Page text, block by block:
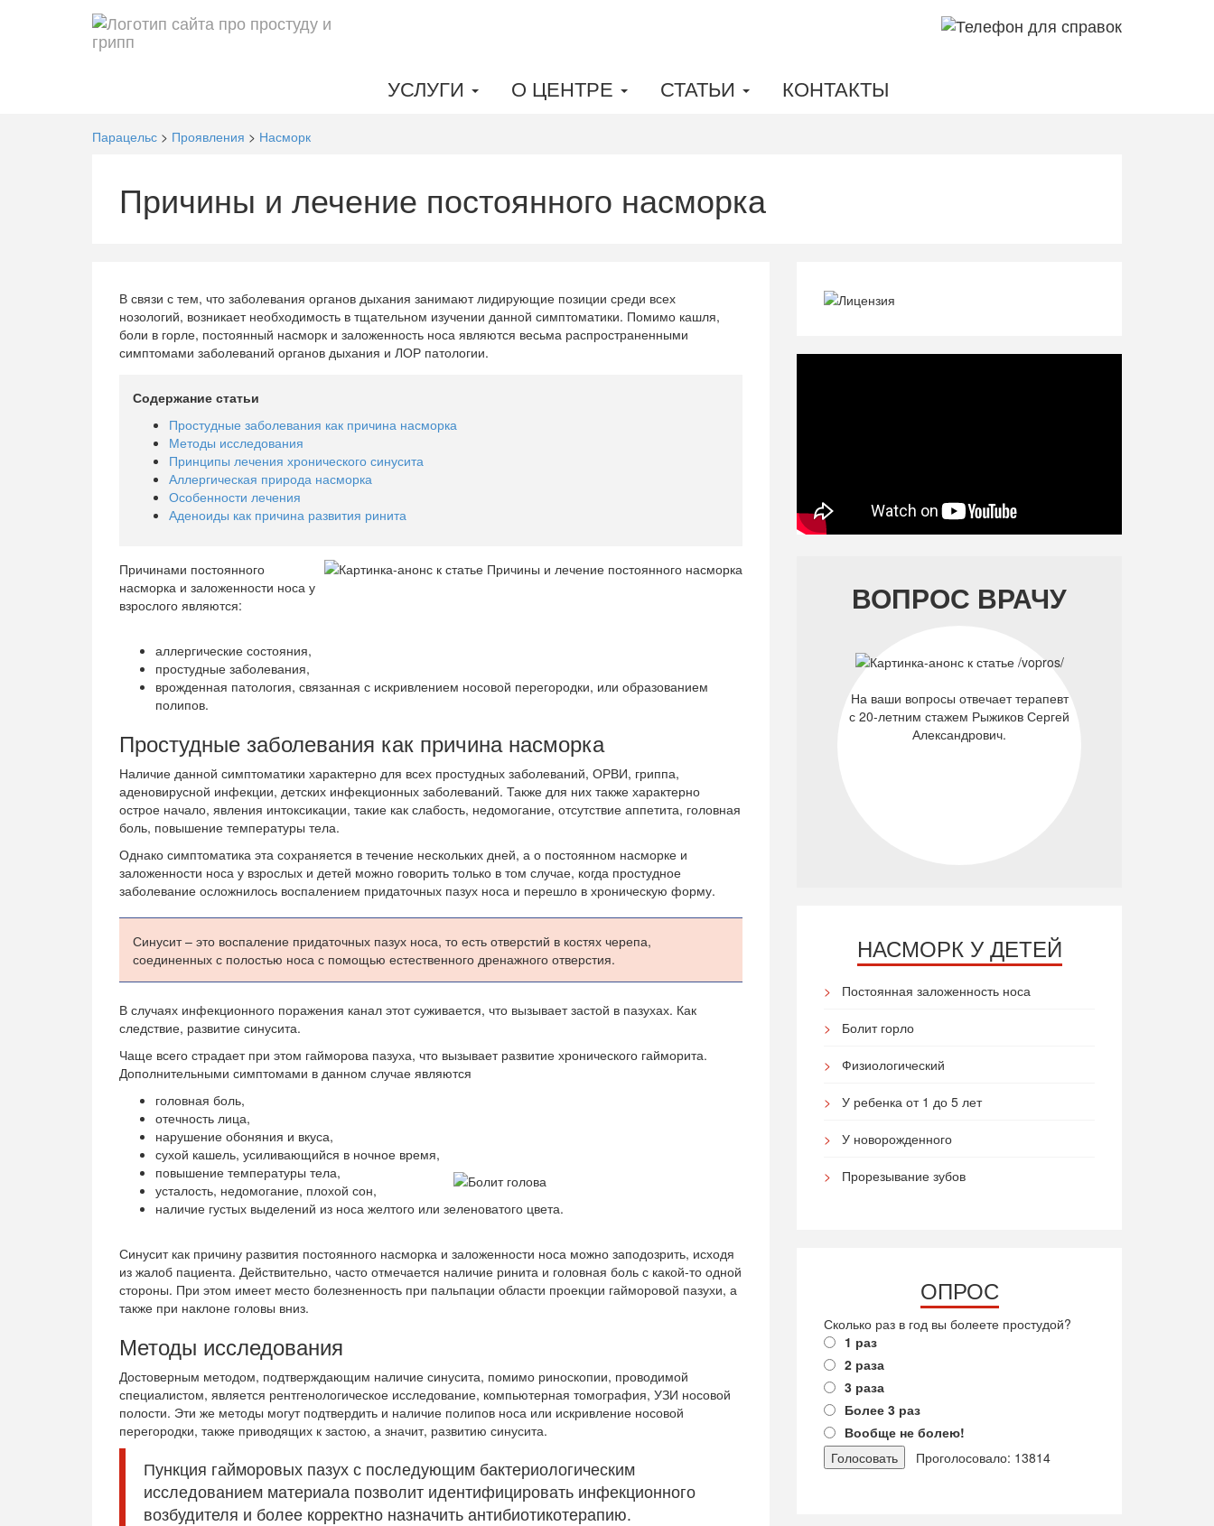
УСЛУГИ О ЦЕНТРЕ СТАТЬИ КОНТАКТЫ
Парацельс > Проявления > Насморк
Причины и лечение постоянного насморка
В связи с тем, что заболевания органов дыхания занимают лидирующие позиции среди всех
нозологий, возникает необходимость в тщательном изучении данной симптоматики. Помимо кашля,
боли в горле, постоянный насморк и заложенность носа являются весьма распространенными
симптомами заболеваний органов дыхания и ЛОР патологии.
Содержание статьи
Простудные заболевания как причина насморка
Методы исследования
Принципы лечения хронического синусита
Аллергическая природа насморка
Особенности лечения
Аденоиды как причина развития ринита
Причинами постоянного
насморка и заложенности носа у
взрослого являются:
аллергические состояния,
простудные заболевания,
врожденная патология, связанная с искривлением носовой перегородки, или образованием
полипов.
Простудные заболевания как причина насморка
Наличие данной симптоматики характерно для всех простудных заболеваний, ОРВИ, гриппа,
аденовирусной инфекции, детских инфекционных заболеваний. Также для них также характерно
острое начало, явления интоксикации, такие как слабость, недомогание, отсутствие аппетита, головная
боль, повышение температуры тела.
Однако симптоматика эта сохраняется в течение нескольких дней, а о постоянном насморке и
заложенности носа у взрослых и детей можно говорить только в том случае, когда простудное
заболевание осложнилось воспалением придаточных пазух носа и перешло в хроническую форму.
Синусит – это воспаление придаточных пазух носа, то есть отверстий в костях черепа,
соединенных с полостью носа с помощью естественного дренажного отверстия.
В случаях инфекционного поражения канал этот суживается, что вызывает застой в пазухах. Как
следствие, развитие синусита.
Чаще всего страдает при этом гайморова пазуха, что вызывает развитие хронического гайморита.
Дополнительными симптомами в данном случае являются
головная боль,
отечность лица,
нарушение обоняния и вкуса,
сухой кашель, усиливающийся в ночное время,
повышение температуры тела,
усталость, недомогание, плохой сон,
наличие густых выделений из носа желтого или зеленоватого цвета.
Синусит как причину развития постоянного насморка и заложенности носа можно заподозрить, исходя
из жалоб пациента. Действительно, часто отмечается наличие ринита и головная боль с какой-то одной
стороны. При этом имеет место болезненность при пальпации области проекции гайморовой пазухи, а
также при наклоне головы вниз.
Методы исследования
Достоверным методом, подтверждающим наличие синусита, помимо риноскопии, проводимой
специалистом, является рентгенологическое исследование, компьютерная томография, УЗИ носовой
полости. Эти же методы могут подтвердить и наличие полипов носа или искривление носовой
перегородки, также приводящих к застою, а значит, развитию синусита.
Пункция гайморовых пазух с последующим бактериологическим
исследованием материала позволит идентифицировать инфекционного
возбудителя и более корректно назначить антибиотикотерапию.
ВОПРОС ВРАЧУ
На ваши вопросы отвечает терапевт
с 20-летним стажем Рыжиков Сергей
Александрович.
НАСМОРК У ДЕТЕЙ
Постоянная заложенность носа
Болит горло
Физиологический
У ребенка от 1 до 5 лет
У новорожденного
Прорезывание зубов
ОПРОС
Сколько раз в год вы болеете простудой?
1 раз
2 раза
3 раза
Более 3 раз
Вообще не болею!
Проголосовало: 13814